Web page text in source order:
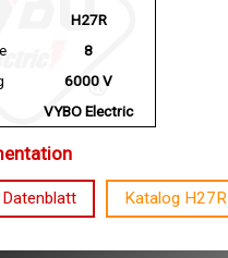
H27R
8
6000 V
VYBO Electric
Katalog H27R